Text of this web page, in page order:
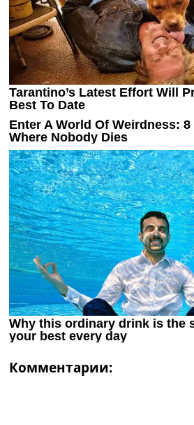
Комментарии: